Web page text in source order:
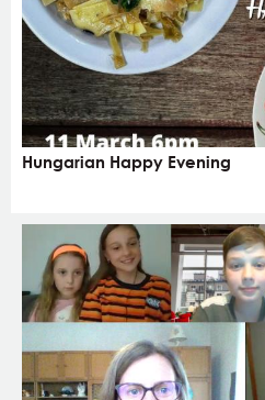
Hungarian Happy Evening